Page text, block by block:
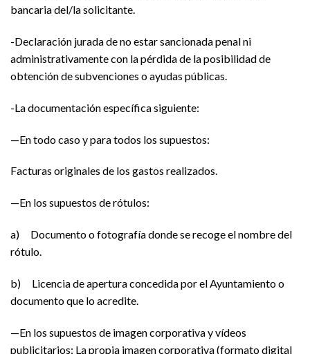
bancaria del/la solicitante.
-Declaración jurada de no estar sancionada penal ni
administrativamente con la pérdida de la posibilidad de
obtención de subvenciones o ayudas públicas.
-La documentación específica siguiente:
—En todo caso y para todos los supuestos:
Facturas originales de los gastos realizados.
—En los supuestos de rótulos:
a) Documento o fotografía donde se recoge el nombre del
rótulo.
b) Licencia de apertura concedida por el Ayuntamiento o
documento que lo acredite.
—En los supuestos de imagen corporativa y vídeos
publicitarios: La propia imagen corporativa (formato digital